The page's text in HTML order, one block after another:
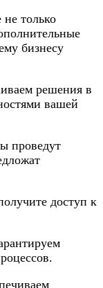
только
бизнесу
решения в
вашей
проведут
доступ к